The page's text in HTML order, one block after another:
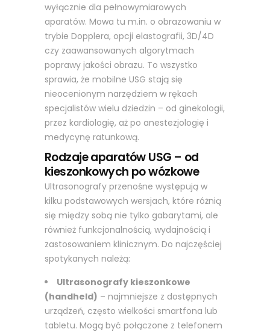
wyłącznie dla pełnowymiarowych
aparatów. Mowa tu m.in. o obrazowaniu w
trybie Dopplera, opcji elastografii, 3D/4D
czy zaawansowanych algorytmach
poprawy jakości obrazu. To wszystko
sprawia, że mobilne USG stają się
nieocenionym narzędziem w rękach
specjalistów wielu dziedzin – od ginekologii,
przez kardiologię, aż po anestezjologię i
medycynę ratunkową.
Rodzaje aparatów USG – od
kieszonkowych po wózkowe
Ultrasonografy przenośne występują w
kilku podstawowych wersjach, które różnią
się między sobą nie tylko gabarytami, ale
również funkcjonalnością, wydajnością i
zastosowaniem klinicznym. Do najczęściej
spotykanych należą:
Ultrasonografy kieszonkowe
(handheld) – najmniejsze z dostępnych
urządzeń, często wielkości smartfona lub
tabletu. Mogą być połączone z telefonem